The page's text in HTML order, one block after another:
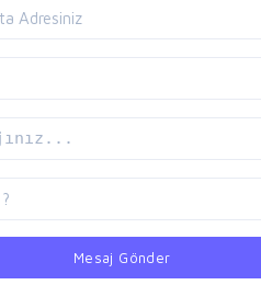
Mesaj Gönder